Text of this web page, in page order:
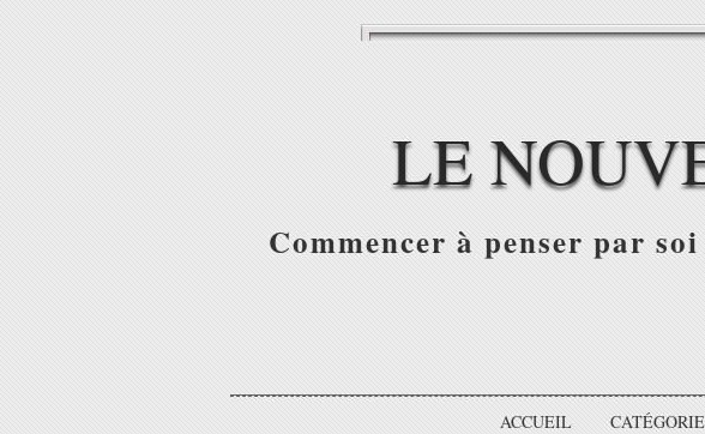
LE
Commencer à penser par
ACCUEIL